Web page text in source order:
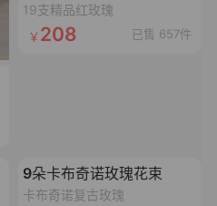
19支精品红玫瑰
208 已售 657件
加载失败,点击重试
9朵卡布奇诺玫瑰花束
卡布奇诺复古玫瑰